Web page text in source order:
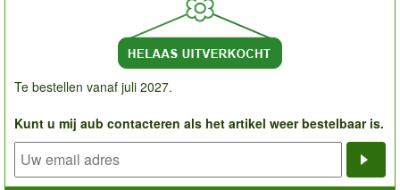
Te bestellen vanaf juli 2027.
Kunt u mij aub contacteren als het artikel weer bestelbaar is.